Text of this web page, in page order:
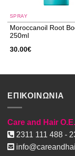
SPRAY
Moroccanoil Root
250ml
30.00€
ΕΠΙΚΟΙΝΩΝΙΑ
Care and Hair O.E.
2311 111 488 -